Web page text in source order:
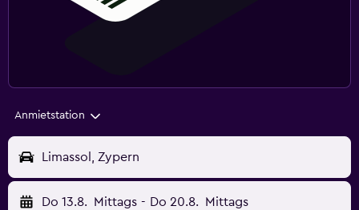
Anmietstation
Limassol, Zypern
Do 13.8. Mittags - Do 20.8. Mittags